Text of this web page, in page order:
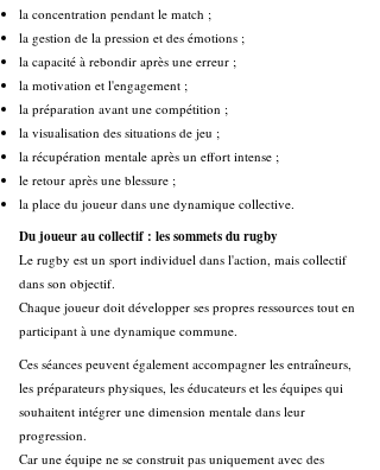
la concentration pendant le match ;
la gestion de la pression et des émotions ;
la capacité à rebondir après une erreur ;
la motivation et l'engagement ;
la préparation avant une compétition ;
la visualisation des situations de jeu ;
la récupération mentale après un effort intense ;
le retour après une blessure ;
la place du joueur dans une dynamique collective.
Du joueur au collectif : les sommets du rugby
Le rugby est un sport individuel dans l'action, mais collectif
dans son objectif.
Chaque joueur doit développer ses propres ressources tout en
participant à une dynamique commune.
Ces séances peuvent également accompagner les entraîneurs,
les préparateurs physiques, les éducateurs et les équipes qui
souhaitent intégrer une dimension mentale dans leur
progression.
Car une équipe ne se construit pas uniquement avec des